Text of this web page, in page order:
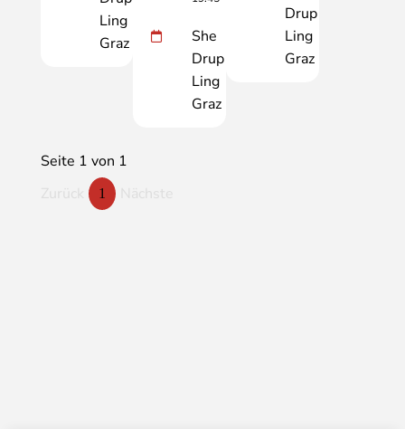
Ling
Graz
She
Drup
Ling
Graz
Drup
Ling
Graz
Seite 1 von 1
1